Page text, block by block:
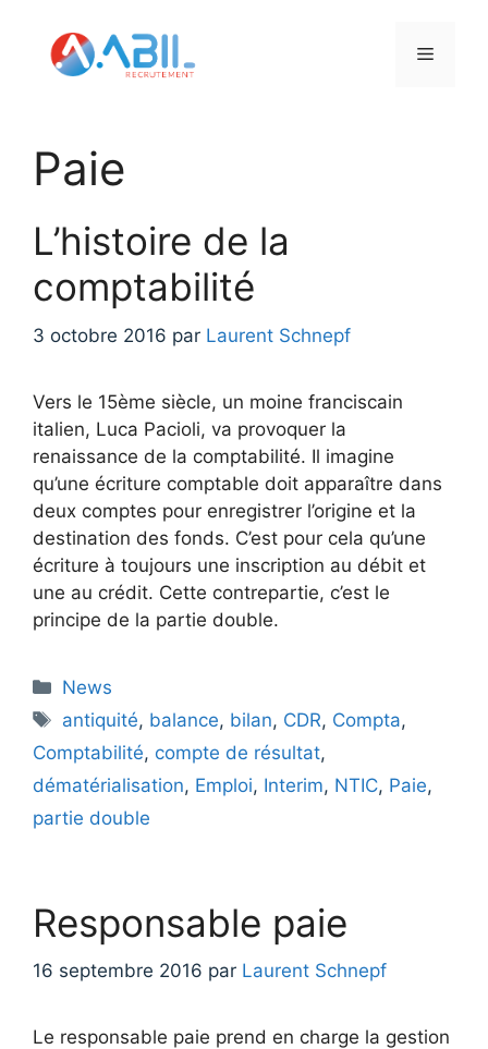
contenu
Menu
Paie
L’histoire de la
comptabilité
3 octobre 2016 par Laurent Schnepf
Vers le 15ème siècle, un moine franciscain
italien, Luca Pacioli, va provoquer la
renaissance de la comptabilité. Il imagine
qu’une écriture comptable doit apparaître dans
deux comptes pour enregistrer l’origine et la
destination des fonds. C’est pour cela qu’une
écriture à toujours une inscription au débit et
une au crédit. Cette contrepartie, c’est le
principe de la partie double.
Catégories
News
Étiquettes
antiquité, balance, bilan, CDR, Compta,
Comptabilité, compte de résultat,
dématérialisation, Emploi, Interim, NTIC, Paie,
partie double
Responsable paie
16 septembre 2016 par Laurent Schnepf
Le responsable paie prend en charge la gestion